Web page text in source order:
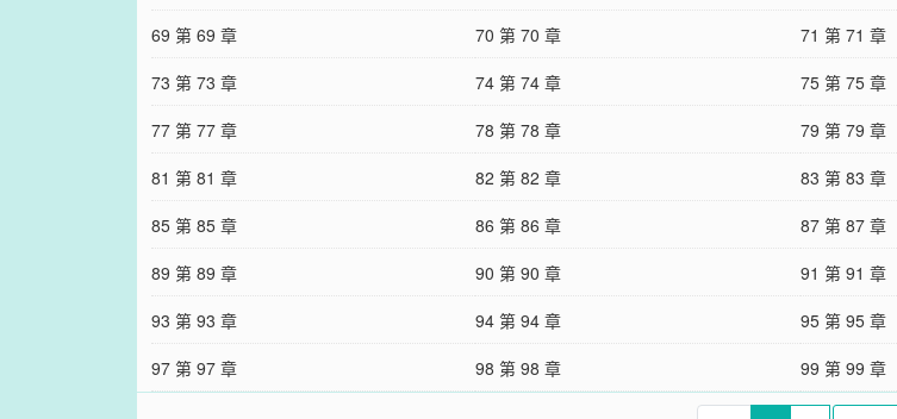
69 第 69 章
70 第 70 章 71 第 71 章
73 第 73 章
74 第 74 章 75 第 75 章
77 第 77 章
78 第 78 章 79 第 79 章
81 第 81 章
82 第 82 章 83 第 83 章
85 第 85 章
86 第 86 章 87 第 87 章
89 第 89 章
90 第 90 章 91 第 91 章
93 第 93 章
94 第 94 章 95 第 95 章
97 第 97 章
98 第 98 章 99 第 99 章